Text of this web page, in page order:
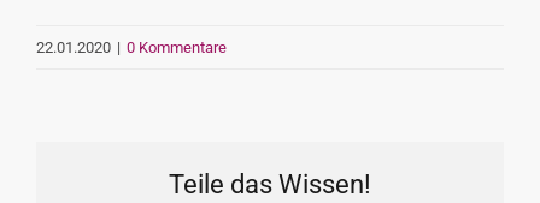
22.01.2020 | 0 Kommentare
Teile das Wissen!